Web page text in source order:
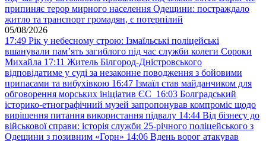
припиняє терор мирного населення Одещини: постраждало
житло та транспорт громадян, є потерпілий
05/08/2026
17:49 Рік у небесному строю: Ізмаїльські поліцейські
вшанували пам’ять загиблого під час служби колеги Сороки
Михайла 17:11 Житель Білгород-Дністровського
відповідатиме у суді за незаконне поводження з бойовими
припасами та вибухівкою 16:47 Ізмаїл став майданчиком для
обговорення морських ініціатив ЄС 16:03 Болградський
історико-етнографічний музей запропонував компроміс щодо
вирішення питання використання підвалу 14:44 Від бізнесу до
військової справи: історія служби 25-річного поліцейського з
Одещини з позивним «Горн» 14:06 Вдень ворог атакував